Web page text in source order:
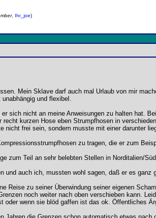
, Ihr_joe)
Mein Sklave darf auch mal Urlaub von mir
und flexibel.
sich nicht an meine Anweisungen zu halten hat.
recht kurzen Hose eben Strumpfhosen in
nicht frei sein, sondern musste mit einer darunter
zu tragen, die er zum
zum Teil an sehr belebten Stellen in Norditalien/
und auch ich, mussten wohl sagen, daß er es
Reise zu seiner Überwindung seiner eigenen
noch weiter nach oben verschieben kann.
oder wenn sie blöd gaffen ist das ok. Öffentliches